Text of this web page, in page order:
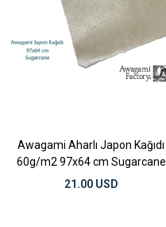
Awagami Aharlı Japon Kağıdı
60g/m2 97x64 cm Sugarcane
21.00 USD